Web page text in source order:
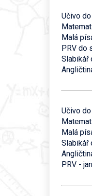
Učivo
Malá
PRV do
Slabikář
Učivo do
Malá
Slabikář
PRV -